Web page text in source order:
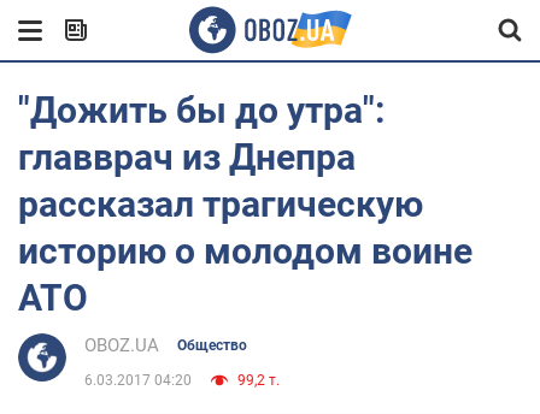
"Дожить бы до утра":
главврач из Днепра
рассказал трагическую
историю о молодом воине
АТО
OBOZ.UA Общество
6.03.2017 04:20 99,2 т.